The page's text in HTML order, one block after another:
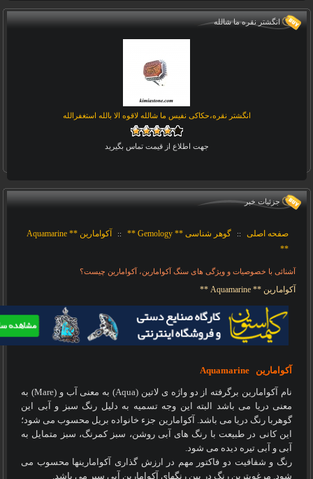
انگشتر نقره ما شالله
انگشتر نقره،حکاکی نفیس ما شالله لاقوه الا بالله استغفرالله
جهت اطلاع از قیمت تماس بگیرید
جزئيات خبر
صفحه اصلی :: گوهر شناسی ** Gemology ** ::
آکوامارین ** Aquamarine
**
آشنائی با خصوصیات و ویژگی های سنگ آکوامارین، آکوامارین چیست؟
آکوامارین ** Aquamarine **
آکوامارین Aquamarine
نام آکوامارین برگرفته از دو واژه ی لاتین (Aqua) به معنی آب و (Mare) به
معنی دریا می باشد البته این وجه تسمیه به دلیل رنگ سبز و آبی این
گوهربا رنگ دریا می باشد. آکوامارین جزء خانواده بریل محسوب می شود؛
این کانی در طبیعت با رنگ های آبی روشن، سبز کمرنگ، سبز متمایل به
آبی و آبی تیره دیده می شود.
رنگ و شفافیت دو فاکتور مهم در ارزش گذاری آکوامارینها محسوب می
شود. مرغوبترین رنگ در بین رنگهای آکوامارین آبی سیر می باشد.